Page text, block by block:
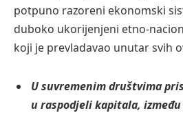
potpuno razoreni ekonomski
duboko ukorijenjeni etno-
koji je prevladavao unutar svih
U suvremenim društvima
u raspodjeli kapitala,